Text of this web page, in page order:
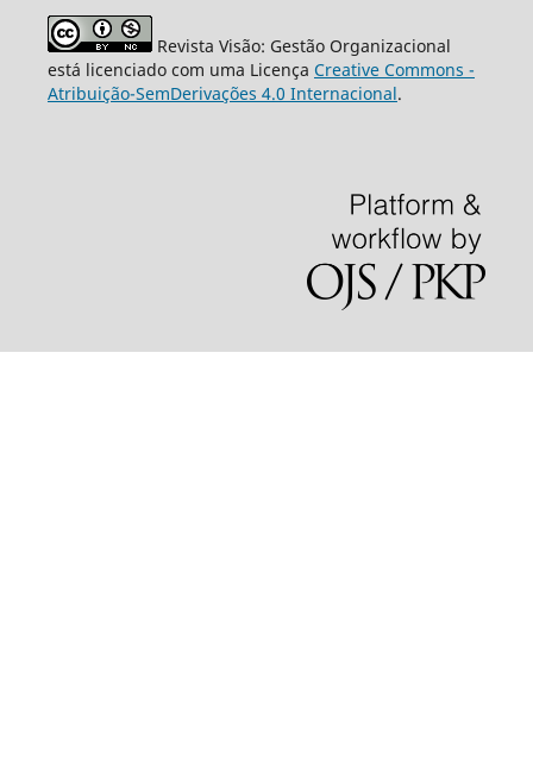
Revista Visão: Gestão Organizacional
está licenciado com uma Licença Creative Commons -
Atribuição-SemDerivações 4.0 Internacional.